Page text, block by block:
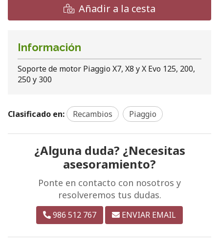
Añadir a la cesta
Información
Soporte de motor Piaggio X7, X8 y X Evo 125, 200,
250 y 300
Clasificado en: Recambios Piaggio
¿Alguna duda? ¿Necesitas
asesoramiento?
Ponte en contacto con nosotros y
resolveremos tus dudas.
986 512 767 ENVIAR EMAIL